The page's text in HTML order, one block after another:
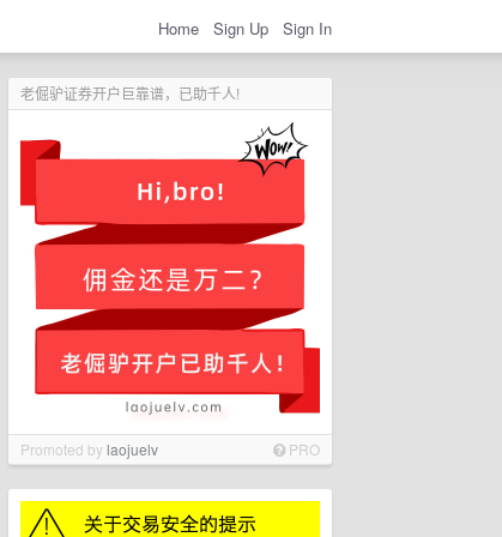
Home Sign Up Sign In
老倔驴证券开户巨靠谱，已助千人!
Promoted bylaojuelv PRO